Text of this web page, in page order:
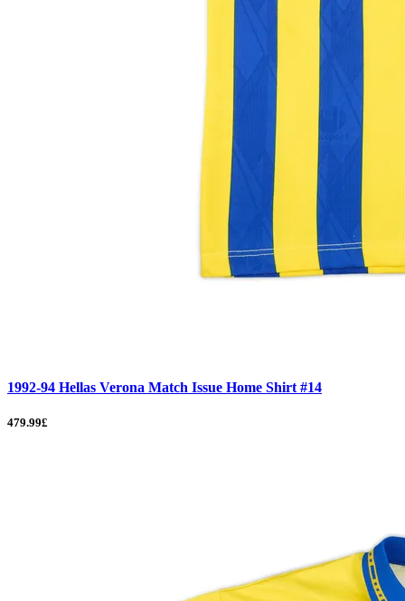
1992-94 Hellas Verona Match Issue Home Shirt #14
479.99£